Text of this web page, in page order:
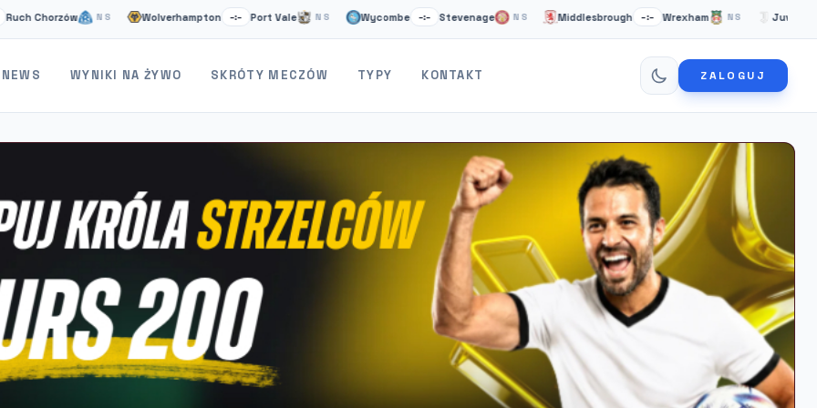
NS Wolverhampton –:– Port Vale NS Wycombe –:– Stevenage NS Middlesbrough –:– Wrexham NS Juventus Turyn
NEWS WYNIKI NA ŻYWO SKRÓTY MECZÓW TYPY KONTAKT ZALOGUJ